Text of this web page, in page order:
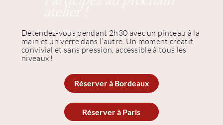
Détendez-vous pendant 2h30 avec un pinceau à la
main et un verre dans l’autre. Un moment créatif,
convivial et sans pression, accessible à tous les
niveaux !
Réserver à Bordeaux
Réserver à Paris